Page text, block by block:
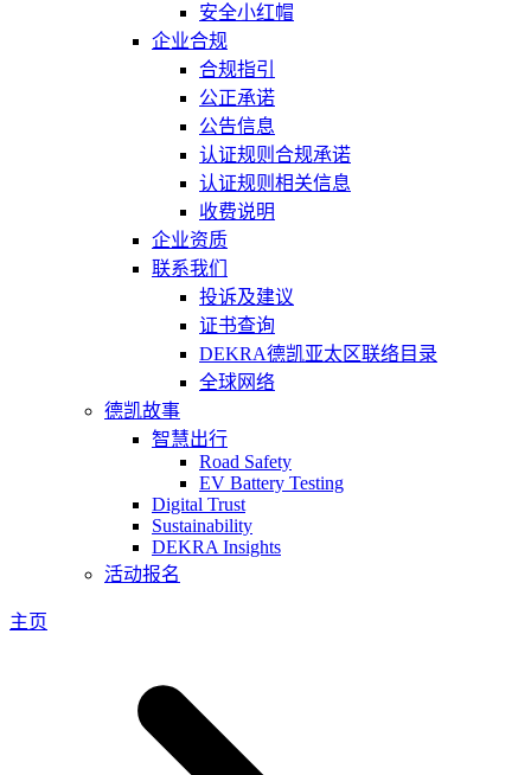
安全小红帽
企业合规
合规指引
公正承诺
公告信息
认证规则合规承诺
认证规则相关信息
收费说明
企业资质
联系我们
投诉及建议
证书查询
DEKRA德凯亚太区联络目录
全球网络
德凯故事
智慧出行
Road Safety
EV Battery Testing
Digital Trust
Sustainability
DEKRA Insights
活动报名
主页